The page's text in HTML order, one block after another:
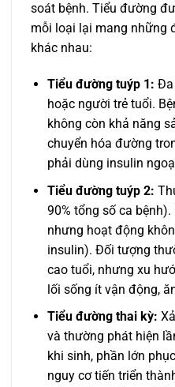
soát bệnh. Tiểu đường
mỗi loại lại mang những
khác nhau:
Tiểu đường tuýp 1: Đa
hoặc người trẻ tuổi.
không còn khả năng
chuyển hóa đường
phải dùng insulin
Tiểu đường tuýp 2:
90% tổng số ca
nhưng hoạt động
insulin). Đối tượng
cao tuổi, nhưng xu
lối sống ít vận động,
Tiểu đường thai kỳ:
và thường phát hiện
khi sinh, phần lớn
nguy cơ tiến triển